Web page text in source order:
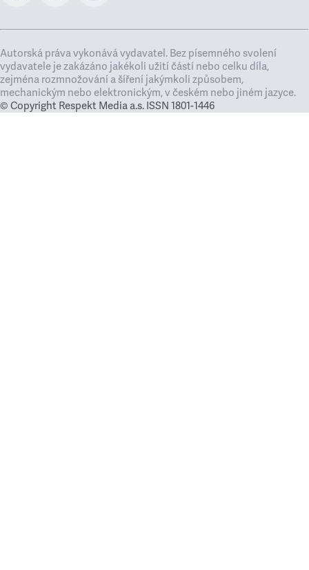
Autorská práva vykonává vydavatel. Bez písemného svolení
vydavatele je zakázáno jakékoli užití částí nebo celku díla,
zejména rozmnožování a šíření jakýmkoli způsobem,
mechanickým nebo elektronickým, v českém nebo jiném jazyce.
© Copyright Respekt Media a.s. ISSN 1801-1446